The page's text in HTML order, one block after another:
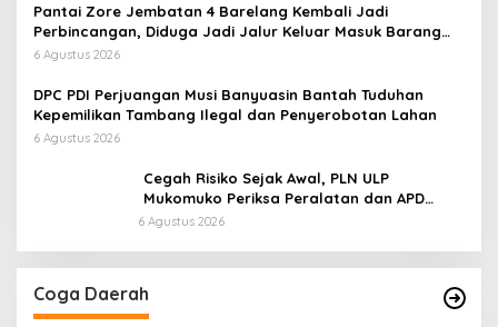
Pantai Zore Jembatan 4 Barelang Kembali Jadi
Perbincangan, Diduga Jadi Jalur Keluar Masuk Barang
Tanpa Dokumen Kepabeanan, Nama Berinisial WL
di Kawasan Pesisir
6 Agustus 2026
DPC PDI Perjuangan Musi Banyuasin Bantah Tuduhan
Kepemilikan Tambang Ilegal dan Penyerobotan Lahan
6 Agustus 2026
Cegah Risiko Sejak Awal, PLN ULP
Mukomuko Periksa Peralatan dan APD
Petugas secara Rutin
6 Agustus 2026
Coga Daerah